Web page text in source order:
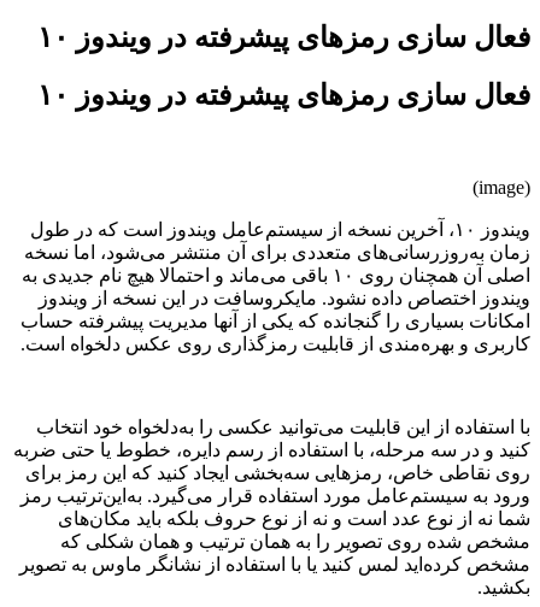
فعال سازی رمزهای پیشرفته در ویندوز ۱۰
فعال سازی رمزهای پیشرفته در ویندوز ۱۰
(image)
ویندوز ۱۰، آخرین نسخه از سیستم‌عامل ویندوز است که در طول
زمان به‌روزرسانی‌های متعددی برای آن منتشر می‌شود، اما نسخه
اصلی آن همچنان روی ۱۰ باقی می‌ماند و احتمالا هیچ نام جدیدی به
ویندوز اختصاص داده نشود. مایکروسافت در این نسخه از ویندوز
امکانات بسیاری را گنجانده که یکی از آنها مدیریت پیشرفته حساب
کاربری و بهره‌مندی از قابلیت رمزگذاری روی عکس دلخواه است.
با استفاده از این قابلیت می‌توانید عکسی را به‌دلخواه خود انتخاب
کنید و در سه مرحله، با استفاده از رسم دایره، خطوط یا حتی ضربه
روی نقاطی خاص، رمز‌هایی سه‌بخشی ایجاد کنید که این رمز برای
ورود به سیستم‌عامل مورد استفاده قرار می‌گیرد. به‌این‌ترتیب رمز
شما نه از نوع عدد است و نه از نوع حروف بلکه باید مکان‌های
مشخص شده روی تصویر را به همان ترتیب و همان شکلی که
مشخص کرده‌اید لمس کنید یا با استفاده از نشانگر ماوس به تصویر
بکشید.